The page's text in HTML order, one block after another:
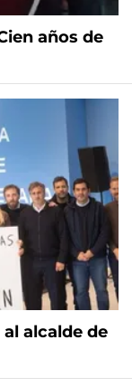
años de
alcalde de